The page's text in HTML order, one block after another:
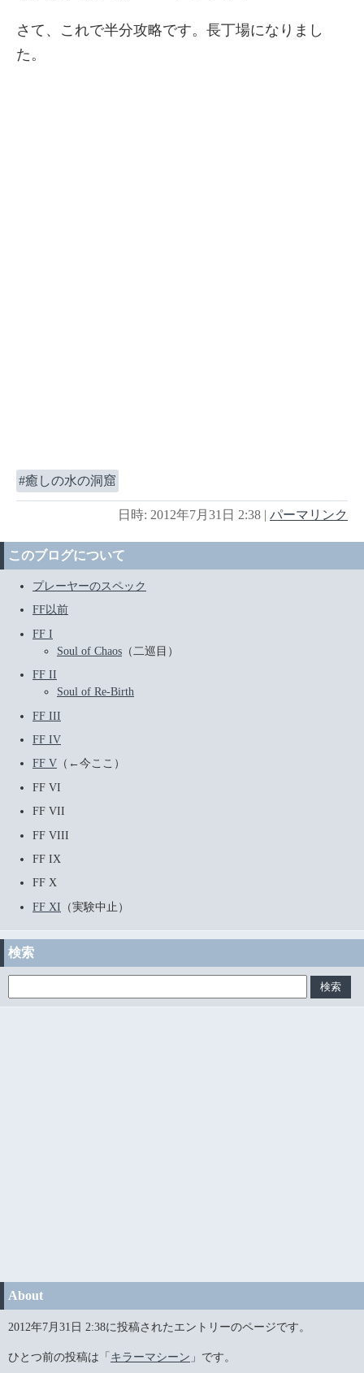
さて、これで半分攻略です。長丁場になりまし
た。
癒しの水の洞窟
日時: 2012年7月31日 2:38 | パーマリンク
このブログについて
プレーヤーのスペック
FF以前
FF I
Soul of Chaos （二巡目）
FF II
Soul of Re-Birth
FF III
FF IV
FF V （←今ここ）
FF VI
FF VII
FF VIII
FF IX
FF X
FF XI （実験中止）
検索
About
2012年7月31日 2:38に投稿されたエントリーのページです。
ひとつ前の投稿は「 キラーマシーン 」です。